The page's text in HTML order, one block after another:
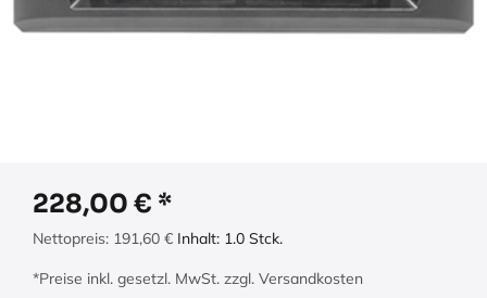
228,00 €
Nettopreis: 191,60 € Inhalt: 1.0 Stck.
*Preise inkl. gesetzl. MwSt. zzgl. Versandkosten